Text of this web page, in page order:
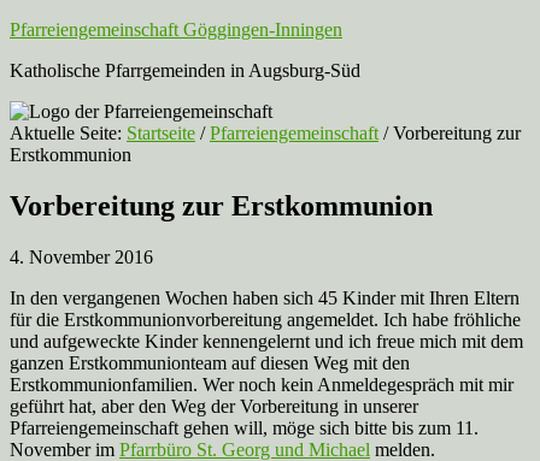
Pfarreiengemeinschaft Göggingen-Inningen
Katholische Pfarrgemeinden in Augsburg-Süd
Aktuelle Seite: Startseite / Pfarreiengemeinschaft /Vorbereitung zur
Erstkommunion
Vorbereitung zur Erstkommunion
4. November 2016
In den vergangenen Wochen haben sich 45 Kinder mit Ihren Eltern
für die Erstkommunionvorbereitung angemeldet. Ich habe fröhliche
und aufgeweckte Kinder kennengelernt und ich freue mich mit dem
ganzen Erstkommunionteam auf diesen Weg mit den
Erstkommunionfamilien. Wer noch kein Anmeldegespräch mit mir
geführt hat, aber den Weg der Vorbereitung in unserer
Pfarreiengemeinschaft gehen will, möge sich bitte bis zum 11.
November im Pfarrbüro St. Georg und Michael melden.